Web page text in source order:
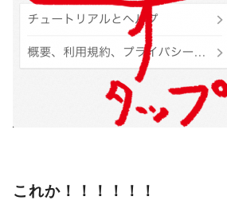
これか！！！！！！